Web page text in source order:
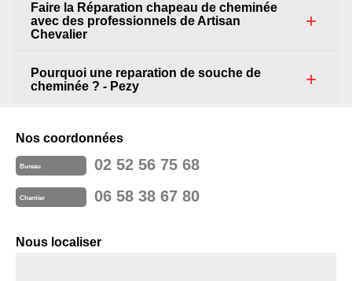
Faire la Réparation chapeau de cheminée
avec des professionnels de Artisan
Chevalier
Pourquoi une reparation de souche de
cheminée ? - Pezy
Nos coordonnées
Bureau 02 52 56 75 68
Chantier 06 58 38 67 80
Nous localiser